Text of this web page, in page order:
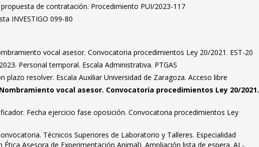
de contratación. Procedimiento PUI/2023-117
INVESTIGO 099-80
vocal asesor. Convocatoria procedimientos Ley 20/2021. EST-20
Personal temporal. Escala Administrativa. PTGAS
plazo resolver. Escala Auxiliar Universidad de Zaragoza. Acceso libre
vocal asesor. Convocatoria procedimientos Ley 20/2021.
Fecha ejercicio fase oposición. Convocatoria procedimientos Ley
Técnicos Superiores de Laboratorio y Talleres. Especialidad
Ética Asesora de Experimentación Animal). Ampliación lista de espera. AL-